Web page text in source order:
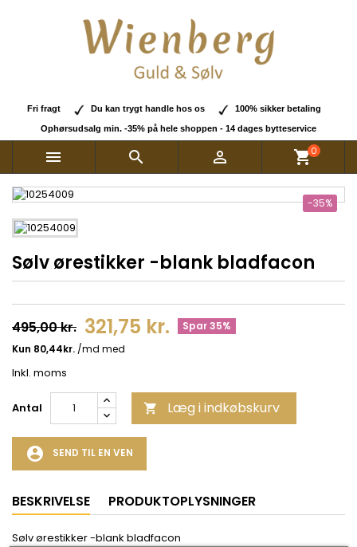
Fri fragt Du kan trygt handle hos os 100% sikker betaling
Ophørsudsalg min. -35% på hele shoppen - 14 dages bytteservice
   shopping_cart0
-35%
Sølv ørestikker -blank bladfacon
495,00 kr. 321,75 kr. Spar 35%
Inkl. moms
Antal  Læg i indkøbskurv
account_circle SEND TIL EN VEN
BESKRIVELSE PRODUKTOPLYSNINGER
Sølv ørestikker -blank bladfacon